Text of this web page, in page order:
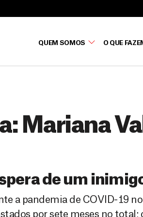
QUEM SOMOS O QUE
Mariana
de um
a pandemia de COVID-19
por sete meses no